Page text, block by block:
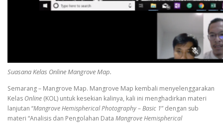
Suasana Kelas Online Mangrove Map.
Semarang – Mangrove Map. Mangrove Map kembali menyelenggarakan
Kelas Online (KOL) untuk kesekian kalinya, kali ini menghadirkan materi
lanjutan “Mangrove Hemispherical Photography – Basic 1” dengan sub
materi “Analisis dan Pengolahan Data Mangrove Hemispherical